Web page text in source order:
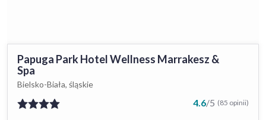
Papuga Park Hotel Wellness Marrakesz &
Spa
Bielsko-Biała, śląskie
4.6/5 (85 opinii)